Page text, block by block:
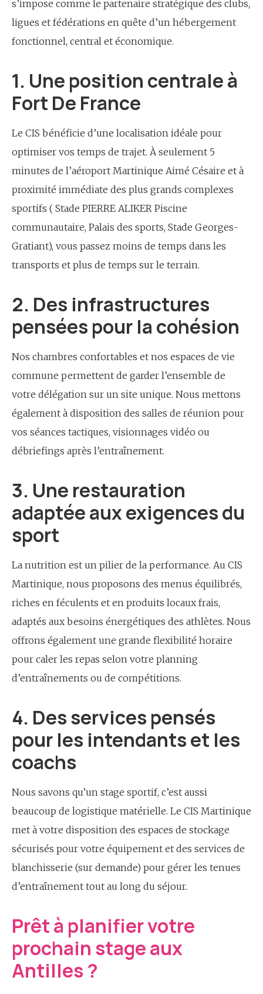
s’impose comme le partenaire stratégique des clubs,
ligues et fédérations en quête d’un hébergement
fonctionnel, central et économique.
1. Une position centrale à
Fort De France
Le CIS bénéficie d’une localisation idéale pour
optimiser vos temps de trajet. À seulement 5
minutes de l’aéroport Martinique Aimé Césaire et à
proximité immédiate des plus grands complexes
sportifs ( Stade PIERRE ALIKER Piscine
communautaire, Palais des sports, Stade Georges-
Gratiant), vous passez moins de temps dans les
transports et plus de temps sur le terrain.
2. Des infrastructures
pensées pour la cohésion
Nos chambres confortables et nos espaces de vie
commune permettent de garder l’ensemble de
votre délégation sur un site unique. Nous mettons
également à disposition des salles de réunion pour
vos séances tactiques, visionnages vidéo ou
débriefings après l’entraînement.
3. Une restauration
adaptée aux exigences du
sport
La nutrition est un pilier de la performance. Au CIS
Martinique, nous proposons des menus équilibrés,
riches en féculents et en produits locaux frais,
adaptés aux besoins énergétiques des athlètes. Nous
offrons également une grande flexibilité horaire
pour caler les repas selon votre planning
d’entraînements ou de compétitions.
4. Des services pensés
pour les intendants et les
coachs
Nous savons qu’un stage sportif, c’est aussi
beaucoup de logistique matérielle. Le CIS Martinique
met à votre disposition des espaces de stockage
sécurisés pour votre équipement et des services de
blanchisserie (sur demande) pour gérer les tenues
d’entraînement tout au long du séjour.
Prêt à planifier votre
prochain stage aux
Antilles ?